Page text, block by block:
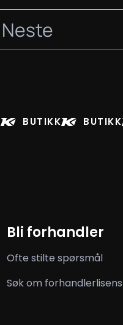
Neste
BUTIKK BUTIKK
Bli forhandler
Ofte stilte spørsmål
Søk om forhandlerlisens